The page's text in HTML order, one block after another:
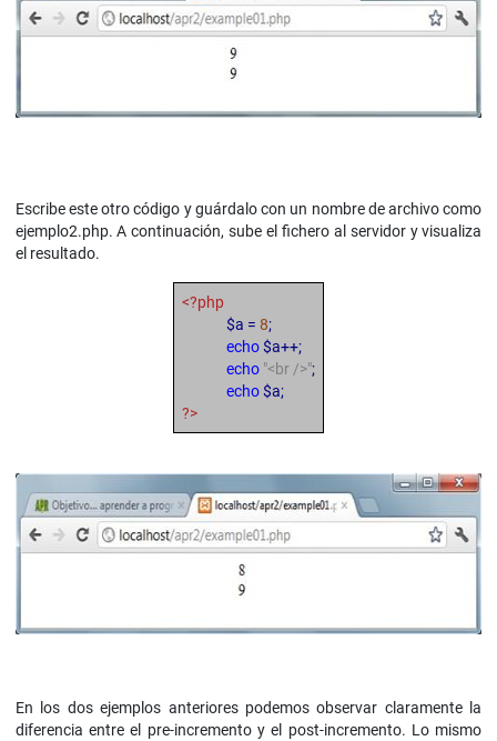
Escribe este otro código y guárdalo con un nombre de archivo como
ejemplo2.php. A continuación, sube el fichero al servidor y visualiza
el resultado.
<?php
$a = 8;
echo$a++;
echo "<br />";
echo$a;
?>
En los dos ejemplos anteriores podemos observar claramente la
diferencia entre el pre-incremento y el post-incremento. Lo mismo